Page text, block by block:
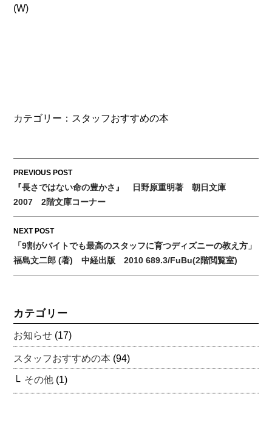
(W)
カテゴリー： スタッフおすすめの本
Post
navigation
PREVIOUS POST
『長さではない命の豊かさ』 日野原重明著 朝日文庫
2007 2階文庫コーナー
NEXT POST
「9割がバイトでも最高のスタッフに育つディズニーの教え方」
福島文二郎 (著) 中経出版 2010 689.3/FuBu(2階閲覧室)
カテゴリー
お知らせ (17)
スタッフおすすめの本 (94)
その他 (1)